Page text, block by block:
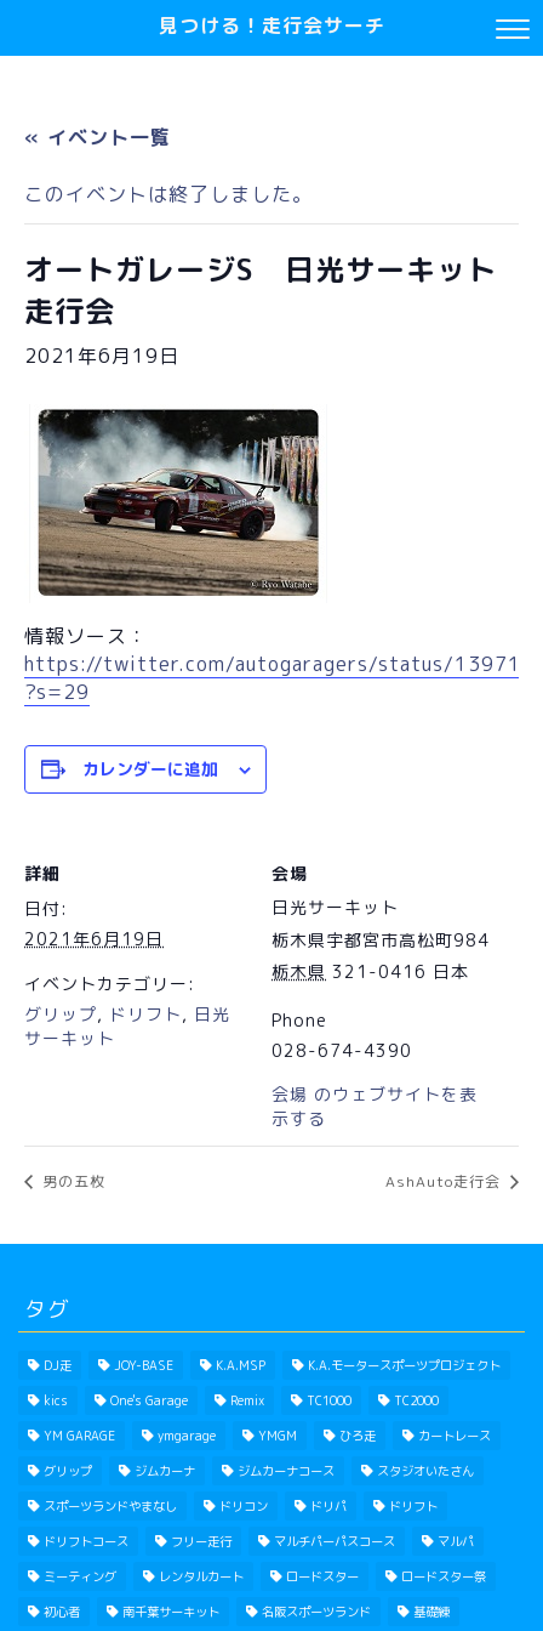
見つける！走行会サーチ
« イベント一覧
このイベントは終了しました。
オートガレージS 日光サーキット
走行会
2021年6月19日
情報ソース：
https://twitter.com/autogaragers/status/
?s=29
カレンダーに追加
詳細
日付:
2021年6月19日
イベントカテゴリー:
グリップ, ドリフト, 日光
サーキット
会場
日光サーキット
栃木県宇都宮市高松町984
栃木県 321-0416 日本
Phone
028-674-4390
会場 のウェブサイトを表
示する
男の五枚 AshAuto走行会
タグ
DJ走 JOY-BASE K.A.MSP K.A.モータースポーツプロジェクト
kics One's Garage Remix TC1000 TC2000
YM GARAGE ymgarage YMGM ひろ走 カートレース
グリップ ジムカーナ ジムカーナコース スタジオいたさん
スポーツランドやまなし ドリコン ドリパ ドリフト
ドリフトコース フリー走行 マルチパーパスコース マルパ
ミーティング レンタルカート ロードスター ロードスター祭
初心者 南千葉サーキット 名阪スポーツランド 基礎練